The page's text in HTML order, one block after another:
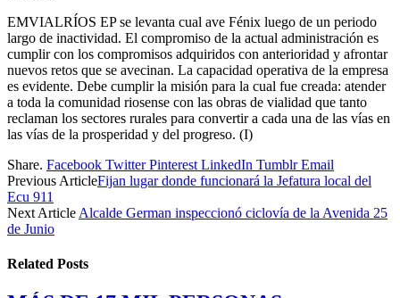
EMVIALRÍOS EP se levanta cual ave Fénix luego de un periodo
largo de inactividad. El compromiso de la actual administración es
cumplir con los compromisos adquiridos con anterioridad y afrontar
nuevos retos que se avecinan. La capacidad operativa de la empresa
es evidente. Debe cumplir la misión para la cual fue creada: atender
a toda la comunidad riosense con las obras de vialidad que tanto
reclaman los sectores rurales para convertir a cada una de las vías en
las vías de la prosperidad y del progreso. (I)
Share. Facebook Twitter Pinterest LinkedIn Tumblr Email
Previous ArticleFijan lugar donde funcionará la Jefatura local del
Ecu 911
Next Article Alcalde German inspeccionó ciclovía de la Avenida 25
de Junio
Related Posts